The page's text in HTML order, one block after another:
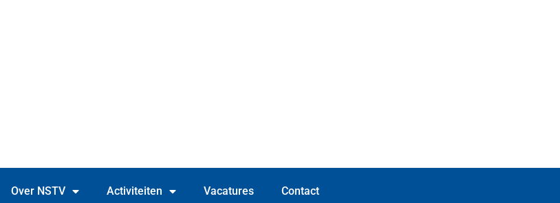
Over NSTV Activiteiten Vacatures Contact